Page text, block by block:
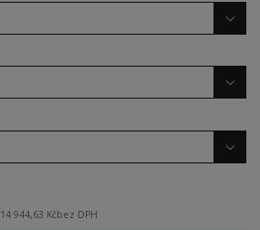
14 944,63 Kčbez DPH